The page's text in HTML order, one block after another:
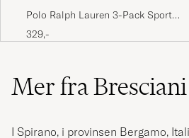
Polo Ralph Lauren 3-Pack Sport
Quarter Socks White
329,-
Mer fra Bresciani
I Spirano, i provinsen Bergamo,